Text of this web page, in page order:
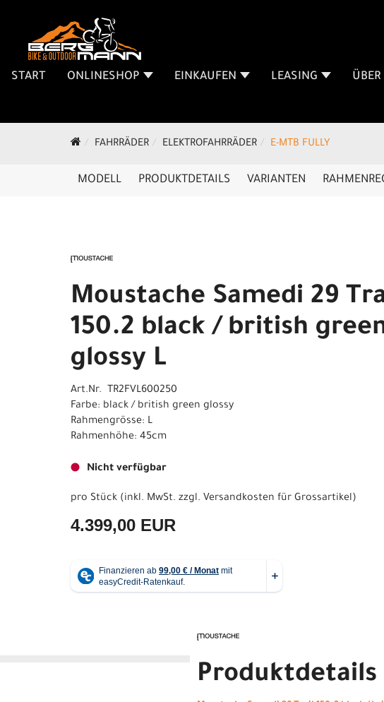
START ONLINESHOP EINKAUFEN LEASING
FAHRRÄDER ELEKTROFAHRRÄDER E-MTB FULLY
MODELL PRODUKTDETAILS VARIANTEN
Moustache Samedi 29
150.2 black / british
glossy L
Art.Nr. TR2FVL600250
Farbe: black / british green glossy
Rahmengrösse: L
Rahmenhöhe: 45cm
Nicht verfügbar
pro Stück (inkl. MwSt. zzgl. Versandkosten für Grossartikel)
4.399,00 EUR
Produktdetails